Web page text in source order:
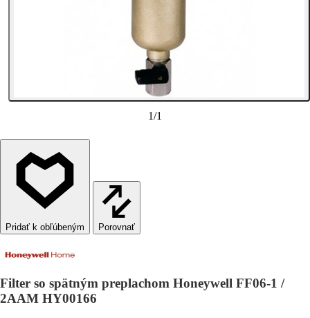
1/1
Porovnať
Filter so spätným preplachom Honeywell FF06-1 /
2AAM HY00166